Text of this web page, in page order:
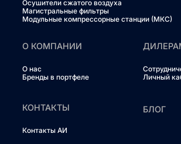
Осушители сжатого воздуха
Магистральные фильтры
Модульные компрессорные станции (МКС)
О КОМПАНИИ
О нас
Бренды в портфеле
Личный
КОНТАКТЫ
Контакты АИ
БЛОГ